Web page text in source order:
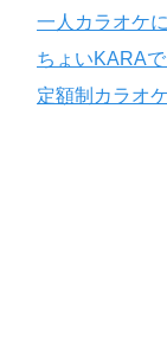
一人カラオケ
ちょいKARA
定額制カラオ